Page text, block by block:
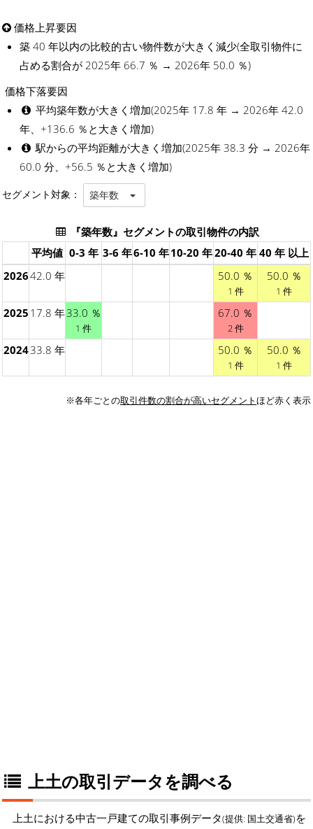
価格上昇要因
築 40 年以内の比較的古い物件数が大きく減少(全取引物件に
占める割合が 2025年 66.7 ％ → 2026年 50.0 ％)
価格下落要因
平均築年数が大きく増加(2025年 17.8 年 → 2026年 42.0
年、+136.6 ％と大きく増加)
駅からの平均距離が大きく増加(2025年 38.3 分 → 2026年
60.0 分、+56.5 ％と大きく増加)
セグメント対象： 築年数
『築年数』セグメントの取引物件の内訳
平均値 0-3 年 3-6 年6-10 年10-20 年20-40 年 40 年 以上
202642.0 年 50.0 ％
1 件
50.0 ％
1 件
2025 17.8 年33.0 ％
1 件
67.0 ％
2 件
202433.8 年 50.0 ％
1 件
50.0 ％
1 件
※各年ごとの取引件数の割合が高いセグメントほど赤く表示
上土の取引データを調べる
上土における中古一戸建ての取引事例データ(提供: 国土交通省)を